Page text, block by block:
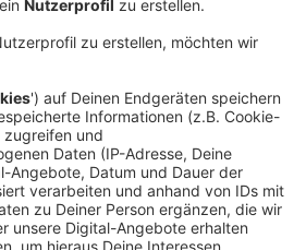
um kurz nach Mitternacht auf der
aufgefallen. Sie wollten
der beschleunigte allerdings
mit bis zu 90 km/h durch
habe dabei einige riskante
berichtet die Wülfrather